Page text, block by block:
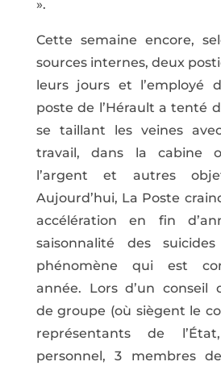
».
Cette semaine encore,
sources internes, deux
leurs jours et l’employé
poste de l’Hérault a tenté
se taillant les veines
travail, dans la cabine
l’argent et autres
Aujourd’hui, La Poste
accélération en fin
saisonnalité des
phénomène qui est
année. Lors d’un conseil
de groupe (où siègent le
représentants de
personnel, 3 membres